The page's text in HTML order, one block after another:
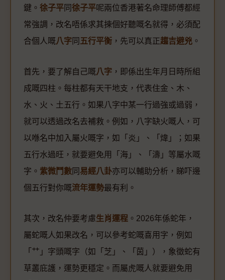
鍵。 徐子平 同 徐子平呢兩位香港著名命理師傅都經
常強調，改名唔係求其揀個好聽嘅名就得，必須配
合個人嘅八字 同 五行平衡 ，先可以真正趨吉避兇 。
首先，要了解自己嘅八字 ，即係出生年月日時所組
成嘅四柱。每柱都有天干地支，代表住金、木、
水、火、土五行。如果八字中某一行過強或過弱，
就可以透過改名去補救。例如，八字缺火嘅人，可
以喺名中加入屬火嘅字，如「炎」、「煒」；如果
五行水過旺，就要避免用「海」、「濤」等屬水嘅
字。 紫微鬥數 同 易經八卦亦可以輔助分析，睇吓邊
個五行對你嘅流年運勢最有利。
其次，改名仲要考慮生肖運程 。2026年係蛇年，
屬蛇嘅人如果改名，可以參考蛇嘅喜用字，例如
「艹」字頭嘅字（如「芝」、「茵」），象徵蛇有
草叢庇護，運勢更穩定。而屬虎嘅人就要避免用